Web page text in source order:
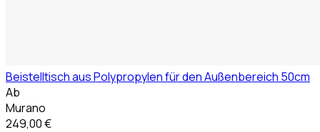
Beistelltisch aus Polypropylen für den Außenbereich 50cm
Ab
Murano
249,00 €